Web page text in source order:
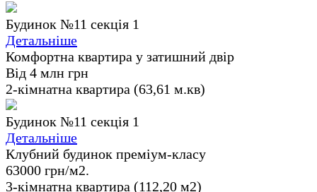
Будинок №11 секція 1
Детальніше
Комфортна квартира у затишний двір
Від 4 млн грн
2-кімнатна квартира (63,61 м.кв)
Будинок №11 секція 1
Детальніше
Клубний будинок преміум-класу
63000 грн/м2.
3-кімнатна квартира (112,20 м2)